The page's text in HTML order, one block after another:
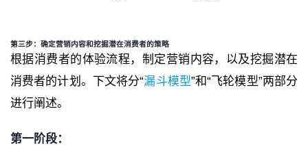
第三步：确定营销内容和挖掘潜在消费者的策略
根据消费者的体验流程，制定营销内容，以及挖掘潜在
消费者的计划。下文将分“漏斗模型”和“飞轮模型”两部分
进行阐述。
第一阶段：